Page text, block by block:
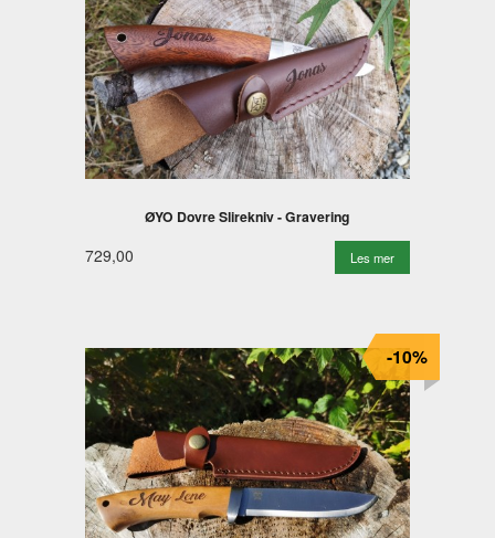
ØYO Dovre Slirekniv - Gravering
729,00 Les mer
-10%